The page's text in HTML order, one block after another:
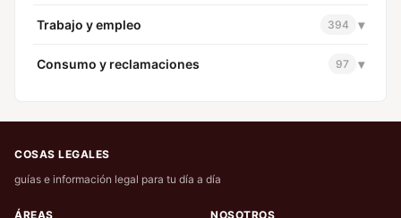
Trabajo y empleo 394 ▾
Consumo y reclamaciones 97 ▾
COSAS LEGALES
guías e información legal para tu día a día
ÁREAS NOSOTROS